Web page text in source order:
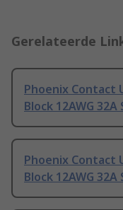
Gerelateerde
Phoenix Contact
Block 12AWG 32A
Phoenix Contact
Block 12AWG 32A